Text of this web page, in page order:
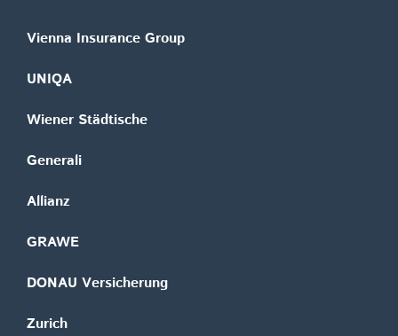
Vienna Insurance Group
UNIQA
Wiener Städtische
Generali
Allianz
GRAWE
DONAU Versicherung
Zurich